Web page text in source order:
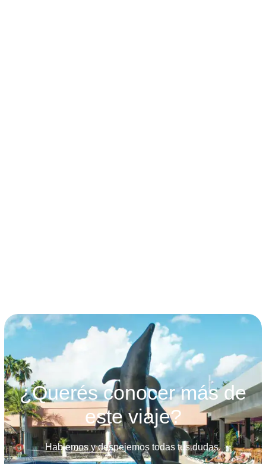
¿Querés conocer más de
este viaje?
Hablemos y despejemos todas tus dudas.